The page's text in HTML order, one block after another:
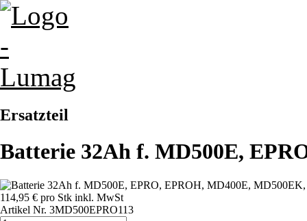
Ersatzteil
Batterie 32Ah f. MD500E,
114,95 € pro Stk inkl. MwSt
Artikel Nr. 3MD500EPRO113